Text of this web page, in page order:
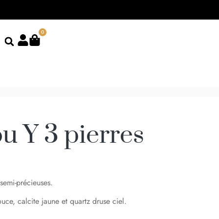
0
Y 3 pierres
précieuses.
calcite jaune et quartz druse ciel.